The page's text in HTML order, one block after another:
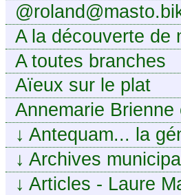
A la découverte de
ancêtres
A toutes branches
Aïeux sur le plat
Annemarie Brienne
challenges de A à Z
↓ Antequam... la
↓ Archives
Montpellier
↓ Articles - Laure